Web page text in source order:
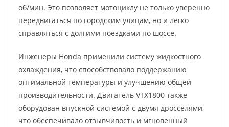
об/мин. Это позволяет мотоциклу не только уверенно
передвигаться по городским улицам, но и легко
справляться с долгими поездками по шоссе.
Инженеры Honda применили систему жидкостного
охлаждения, что способствовало поддержанию
оптимальной температуры и улучшению общей
производительности. Двигатель VTX1800 также
оборудован впускной системой с двумя дросселями,
что обеспечивало отзывчивость и мгновенный